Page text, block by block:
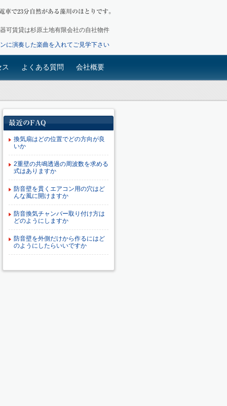
で23分自然がある藻川のほとりです。
賃貸は杉原土地有限会社の自社物件
に演奏した楽曲を入れてご見学下さい
ス よくある質問 会社概要
最近のFAQ
換気扇はどの位置でどの方向が良
いか
2重壁の共鳴透過の周波数を求める
式はありますか
防音壁を貫くエアコン用の穴はど
んな風に開けますか
防音換気チャンバー取り付け方は
どのようにしますか
防音壁を外側だけから作るにはど
のようにしたらいいですか